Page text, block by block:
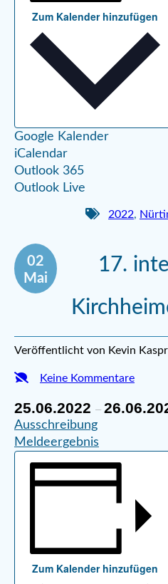
Zum Kalender hinzufügen
Google Kalender
iCalendar
Outlook 365
Outlook Live
2022,
02
Mai
17.
Veröffentlicht von Kevin
Keine Kommentare
25.06.2022 –
Ausschreibung
Meldeergebnis
Zum Kalender hinzufügen